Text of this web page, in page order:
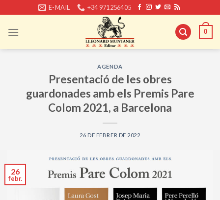
content
E-MAIL +34 971256405
0
AGENDA
Presentació de les obres
guardonades amb els Premis Pare
Colom 2021, a Barcelona
26 DE FEBRER DE 2022
26
febr.